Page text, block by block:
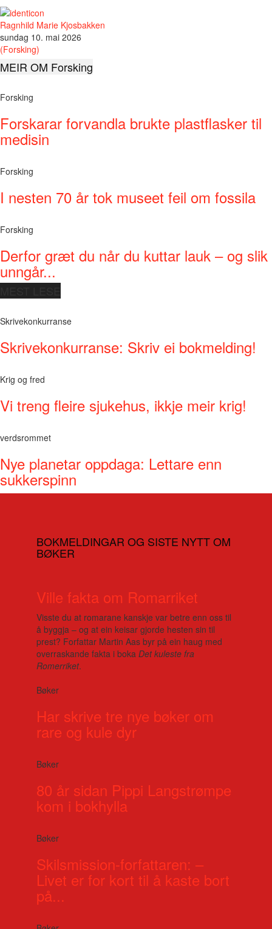
Ragnhild Marie Kjosbakken
sundag 10. mai 2026
(Forsking)
MEIR OM Forsking
Forsking
Forskarar forvandla brukte plastflasker til
medisin
Forsking
I nesten 70 år tok museet feil om fossila
Forsking
Derfor græt du når du kuttar lauk – og slik
unngår...
Skrivekonkurranse
Skrivekonkurranse: Skriv ei bokmelding!
Krig og fred
Vi treng fleire sjukehus, ikkje meir krig!
verdsrommet
Nye planetar oppdaga: Lettare enn
sukkerspinn
BOKMELDINGAR OG SISTE NYTT OM
BØKER
Ville fakta om Romarriket
Visste du at romarane kanskje var betre enn oss til
å byggja – og at ein keisar gjorde hesten sin til
prest? Forfattar Martin Aas byr på ein haug med
overraskande fakta i boka Det kuleste fra
Romerriket.
Bøker
Har skrive tre nye bøker om
rare og kule dyr
Bøker
80 år sidan Pippi Langstrømpe
kom i bokhylla
Bøker
Skilsmission-forfattaren: –
Livet er for kort til å kaste bort
på...